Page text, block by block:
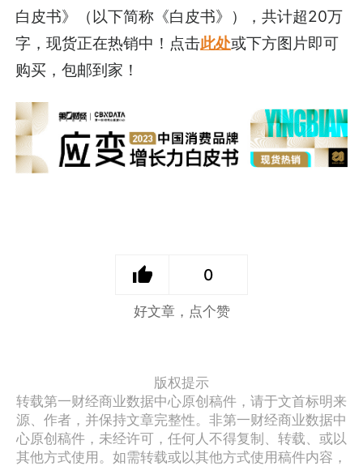
白皮书》（以下简称《白皮书》），共计超20万
字，现货正在热销中！点击此处或下方图片即可
购买，包邮到家！
0
好文章，点个赞
版权提示
转载第一财经商业数据中心原创稿件，请于文首标明来
源、作者，并保持文章完整性。非第一财经商业数据中
心原创稿件，未经许可，任何人不得复制、转载、或以
其他方式使用。如需转载或以其他方式使用稿件内容，